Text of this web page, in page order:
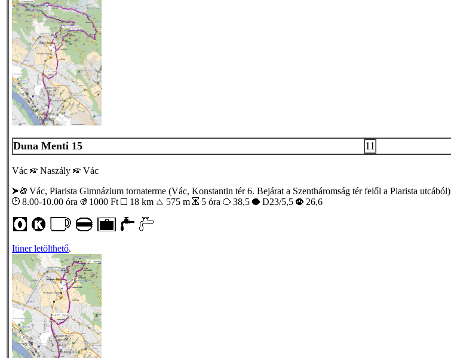
Duna Menti 15 11
Vác Naszály
Vác
Vác, Piarista Gimnázium tornaterme (Vác, Konstantin tér 6. Bejárat a Szentháromság tér felől a Piarista utcából)
8.00-10.00 óra
1000 Ft 18 km 575 m 5 óra 38,5 D23/5,5 26,6
Itiner letölthető.